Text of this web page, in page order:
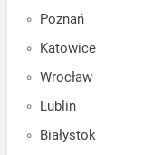
Poznań
Katowice
Wrocław
Lublin
Białystok